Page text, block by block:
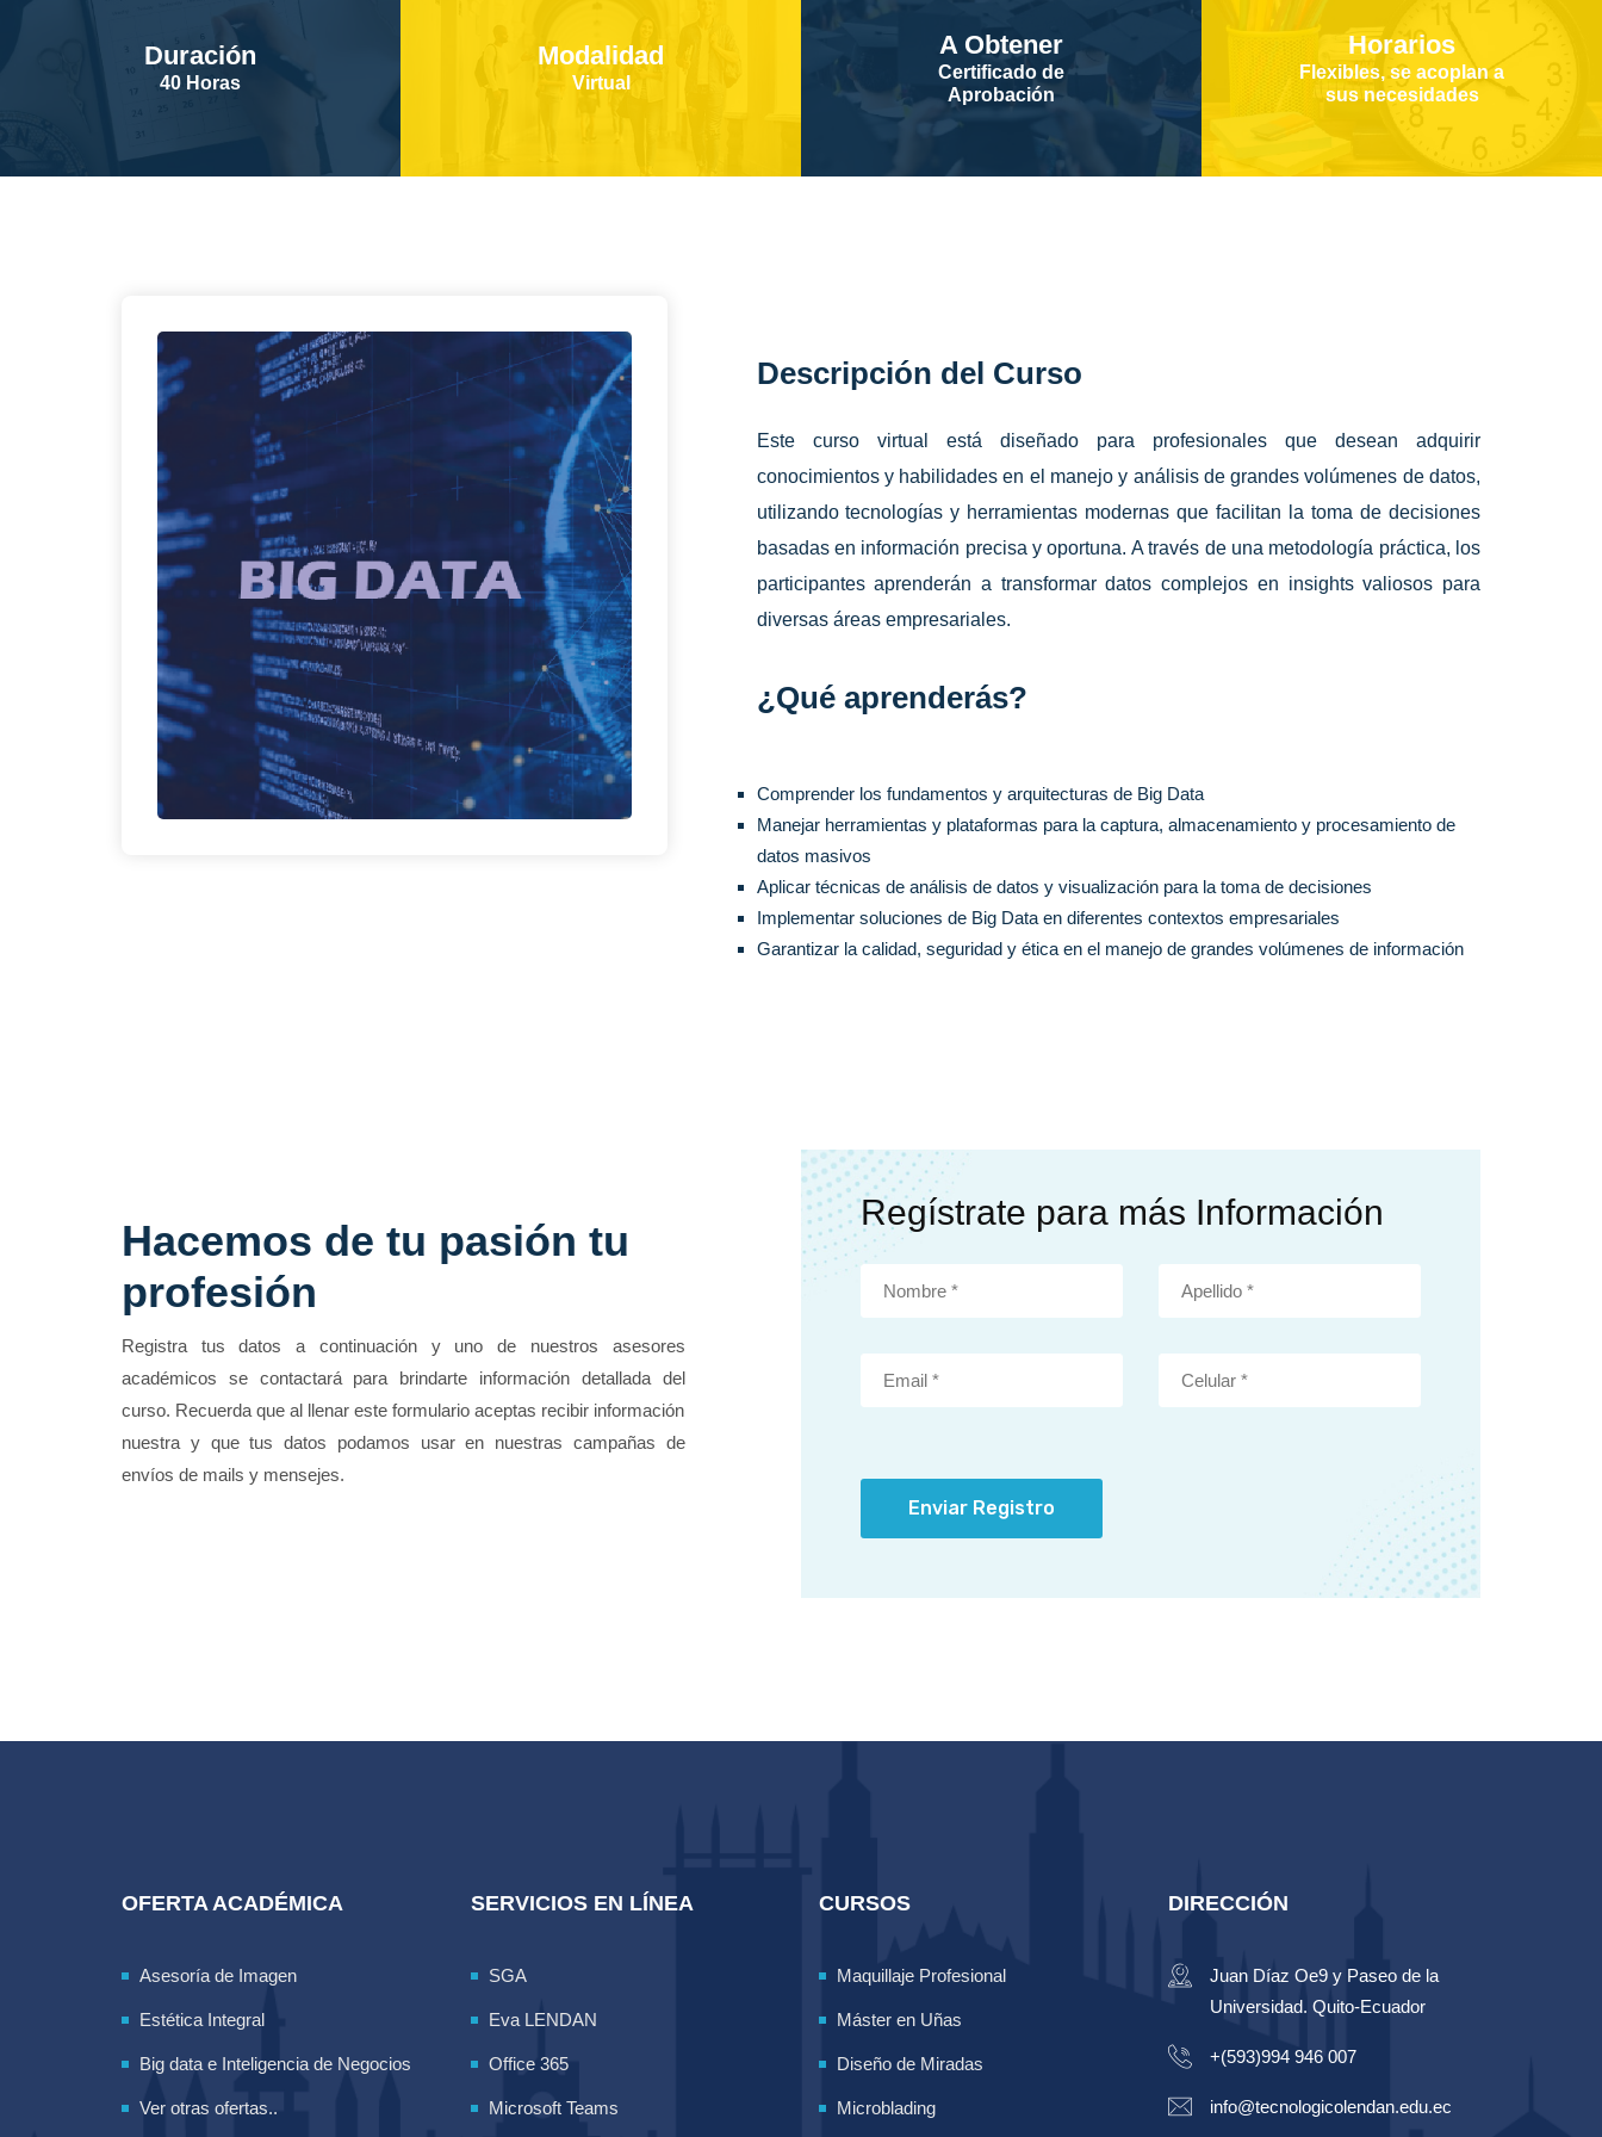
Duración
40 Horas
Modalidad
Virtual
A Obtener
Certificado de
Aprobación
Horarios
Flexibles, se acoplan a
sus necesidades
Descripción del Curso
Este curso virtual está diseñado para profesionales que desean adquirir
conocimientos y habilidades en el manejo y análisis de grandes volúmenes de datos,
utilizando tecnologías y herramientas modernas que facilitan la toma de decisiones
basadas en información precisa y oportuna. A través de una metodología práctica, los
participantes aprenderán a transformar datos complejos en insights valiosos para
diversas áreas empresariales.
¿Qué aprenderás?
Comprender los fundamentos y arquitecturas de Big Data
Manejar herramientas y plataformas para la captura, almacenamiento y procesamiento de
datos masivos
Aplicar técnicas de análisis de datos y visualización para la toma de decisiones
Implementar soluciones de Big Data en diferentes contextos empresariales
Garantizar la calidad, seguridad y ética en el manejo de grandes volúmenes de información
Hacemos de tu pasión tu
profesión
Registra tus datos a continuación y uno de nuestros asesores
académicos se contactará para brindarte información detallada del
curso. Recuerda que al llenar este formulario aceptas recibir información
nuestra y que tus datos podamos usar en nuestras campañas de
envíos de mails y mensejes.
Regístrate para más Información
Enviar Registro
OFERTA ACADÉMICA
Asesoría de Imagen
Estética Integral
Big data e Inteligencia de Negocios
Ver otras ofertas..
SERVICIOS EN LÍNEA
SGA
Eva LENDAN
Office 365
Microsoft Teams
CURSOS
Maquillaje Profesional
Máster en Uñas
Diseño de Miradas
Microblading
DIRECCIÓN
Juan Díaz Oe9 y Paseo de la
Universidad. Quito-Ecuador
+(593)994 946 007
info@tecnologicolendan.edu.ec